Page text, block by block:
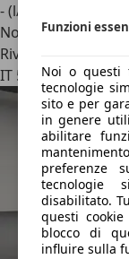
- (l/100 km)
Novità
Rivenditore
IT 51100Pistoia - Pt
Funzioni
Noi o questi
tecnologie
sito e per
in genere
abilitare
preferenze
tecnologie
disabilitato.
questi
blocco di
influire sulla